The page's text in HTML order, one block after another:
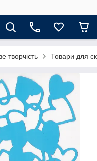
творчість Товари для